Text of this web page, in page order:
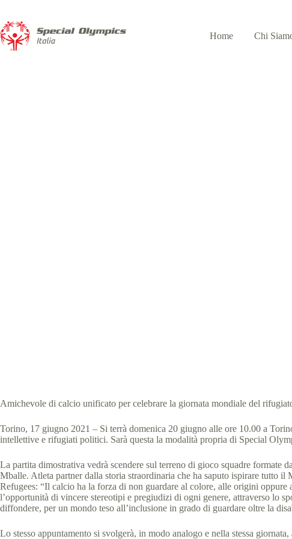
Home Chi
Amichevole di calcio unificato per celebrare la giornata mondiale del
Torino, 17 giugno 2021 – Si terrà domenica 20 giugno alle ore 10.00 a
intellettive e rifugiati politici. Sarà questa la modalità propria di Special
La partita dimostrativa vedrà scendere sul terreno di gioco squadre
Mballe. Atleta partner dalla storia straordinaria che ha saputo ispirare tutto
Refugees: “Il calcio ha la forza di non guardare al colore, alle origini
l’opportunità di vincere stereotipi e pregiudizi di ogni genere, attraverso lo
diffondere, per un mondo teso all’inclusione in grado di guardare oltre la
Lo stesso appuntamento si svolgerà, in modo analogo e nella stessa